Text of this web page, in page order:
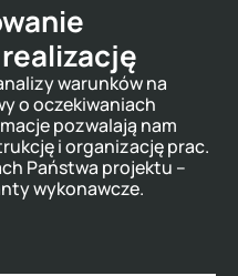
warunków na
o oczekiwaniach
pozwalają nam
i organizację prac.
Państwa projektu –
wykonawcze.